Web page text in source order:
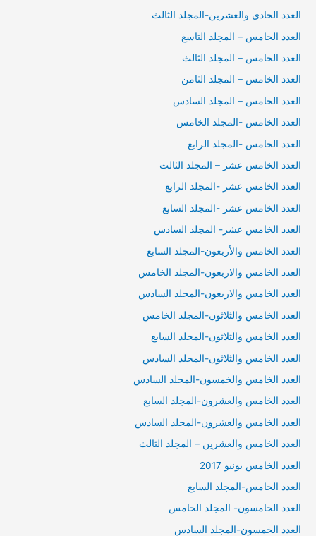
العدد الحادي والعشرين-المجلد الثالث
العدد الخامس – المجلد التاسغ
العدد الخامس – المجلد الثالث
العدد الخامس – المجلد الثامن
العدد الخامس – المجلد السادس
العدد الخامس -المجلد الخامس
العدد الخامس -المجلد الرابع
العدد الخامس عشر – المجلد الثالث
العدد الخامس عشر -المجلد الرابع
العدد الخامس عشر -المجلد السابع
العدد الخامس عشر- المجلد السادس
العدد الخامس والأربعون-المجلد السابع
العدد الخامس والاربعون-المجلد الخامس
العدد الخامس والاربعون-المجلد السادس
العدد الخامس والثلاثون-المجلد الخامس
العدد الخامس والثلاثون-المجلد السابع
العدد الخامس والثلاثون-المجلد السادس
العدد الخامس والخمسون-المجلد السادس
العدد الخامس والعشرون-المجلد السابع
العدد الخامس والعشرون-المجلد السادس
العدد الخامس والعشرين – المجلد الثالث
العدد الخامس يونيو 2017
العدد الخامس-المجلد السابع
العدد الخامسون- المجلد الخامس
العدد الخمسون-المجلد السادس